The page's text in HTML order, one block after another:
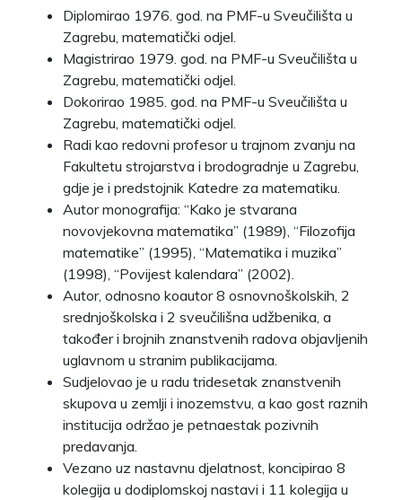
Diplomirao 1976. god. na PMF-u Sveučilišta u
Zagrebu, matematički odjel.
Magistrirao 1979. god. na PMF-u Sveučilišta u
Zagrebu, matematički odjel.
Dokorirao 1985. god. na PMF-u Sveučilišta u
Zagrebu, matematički odjel.
Radi kao redovni profesor u trajnom zvanju na
Fakultetu strojarstva i brodogradnje u Zagrebu,
gdje je i predstojnik Katedre za matematiku.
Autor monografija: “Kako je stvarana
novovjekovna matematika” (1989), “Filozofija
matematike” (1995), “Matematika i muzika”
(1998), “Povijest kalendara” (2002).
Autor, odnosno koautor 8 osnovnoškolskih, 2
srednjoškolska i 2 sveučilišna udžbenika, a
također i brojnih znanstvenih radova objavljenih
uglavnom u stranim publikacijama.
Sudjelovao je u radu tridesetak znanstvenih
skupova u zemlji i inozemstvu, a kao gost raznih
institucija održao je petnaestak pozivnih
predavanja.
Vezano uz nastavnu djelatnost, koncipirao 8
kolegija u dodiplomskoj nastavi i 11 kolegija u